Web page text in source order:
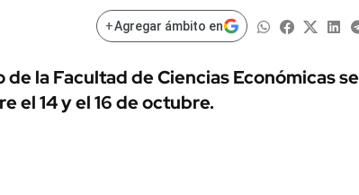
Municipios
AUTOS
+Agregar ámbito en
la Facultad de Ciencias Económicas se
el 14 y el 16 de octubre.